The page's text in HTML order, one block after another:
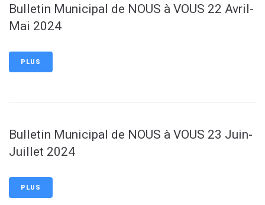
Bulletin Municipal de NOUS à VOUS 22 Avril-
Mai 2024
PLUS
Bulletin Municipal de NOUS à VOUS 23 Juin-
Juillet 2024
PLUS